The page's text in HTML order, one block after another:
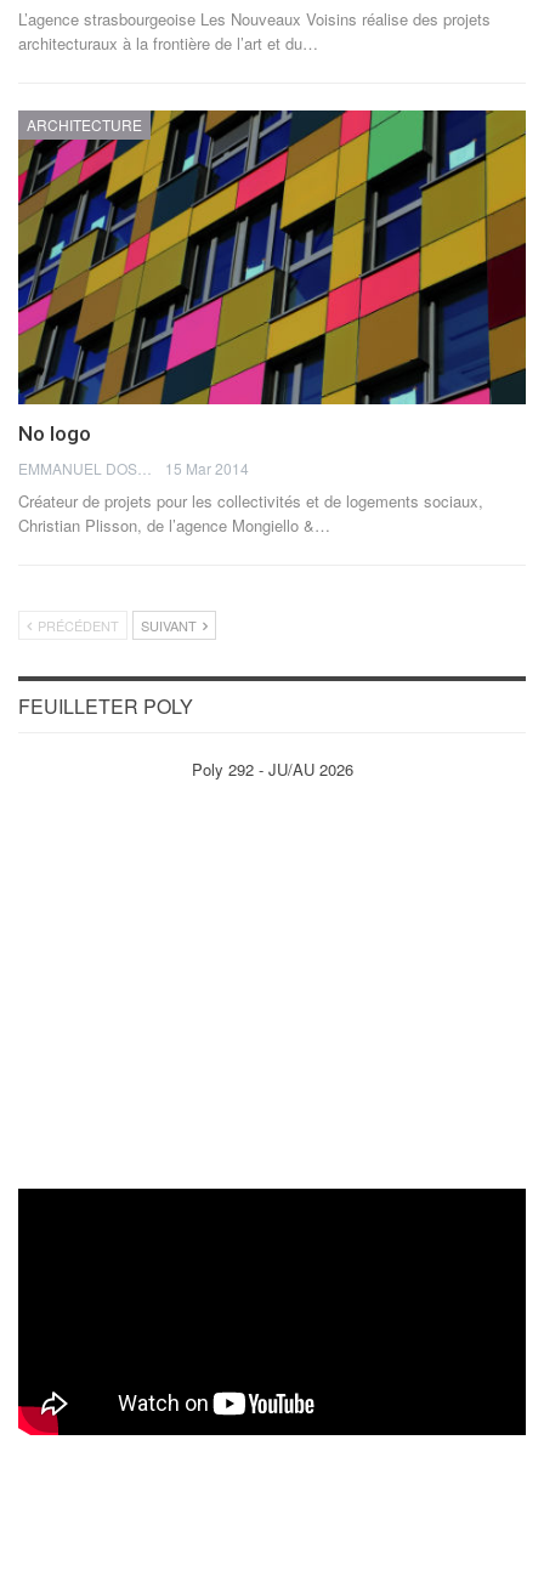
L’agence strasbourgeoise Les Nouveaux Voisins réalise des projets
architecturaux à la frontière de l’art et du…
ARCHITECTURE
No logo
15 Mar 2014
Créateur de projets pour les collectivités et de logements sociaux,
Christian Plisson, de l’agence Mongiello &…
PRÉCÉDENT SUIVANT
FEUILLETER POLY
Poly 292 - JU/AU 2026